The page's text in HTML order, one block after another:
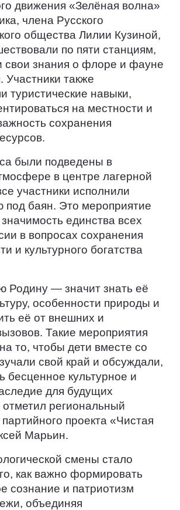
движения «Зелёная волна»
члена Русского
общества Лилии Кузиной,
по пяти станциям,
свои знания о флоре и фауне
Участники также
туристические навыки,
на местности и
сохранения
были подведены в
в центре лагерной
участники исполнили
баян. Это мероприятие
единства всех
в вопросах сохранения
и культурного богатства
Родину — значит знать её
особенности природы и
её от внешних и
Такие мероприятия
то, чтобы дети вместе со
свой край и обсуждали,
бесценное культурное и
для будущих
отметил региональный
проекта «Чистая
Марьин.
смены стало
как важно формировать
сознание и патриотизм
объединяя